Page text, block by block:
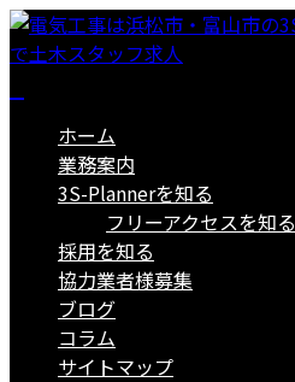
ホーム
業務案内
3S-Plannerを知る
フリーアクセスを知る
採用を知る
協力業者様募集
ブログ
コラム
サイトマップ